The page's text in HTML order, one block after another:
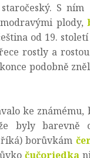
S ním
plody,
od 19.
rostly a
podobně
ke
byly barevně
říká) borůvkám
čučoriedka